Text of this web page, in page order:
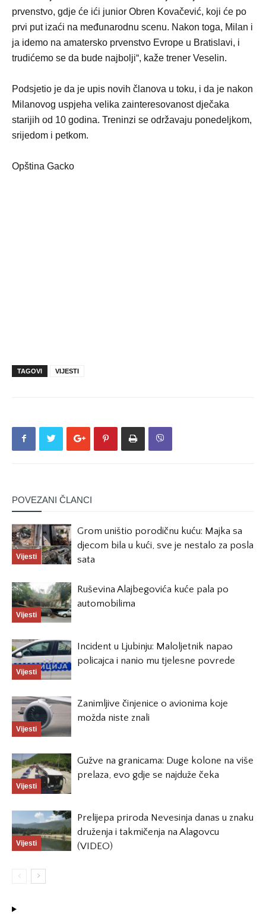
prvenstvo, gdje će ići junior Obren Kovačević, koji će po
prvi put izaći na međunarodnu scenu. Nakon toga, Milan i
ja idemo na amatersko prvenstvo Evrope u Bratislavi, i
trudićemo se da bude najbolji“, kaže trener Veselin.
Podsjetio je da je upis novih članova u toku, i da je nakon
Milanovog uspjeha velika zainteresovanost dječaka
starijih od 10 godina. Treninzi se održavaju ponedeljkom,
srijedom i petkom.
Opština Gacko
TAGOVI VIJESTI
POVEZANI ČLANCI
Vijesti
Grom uništio porodičnu kuću: Majka sa
djecom bila u kući, sve je nestalo za posla
sata
Vijesti
Ruševina Alajbegovića kuće pala po
automobilima
Vijesti
Incident u Ljubinju: Maloljetnik napao
policajca i nanio mu tjelesne povrede
Vijesti
Zanimljive činjenice o avionima koje
možda niste znali
Vijesti
Gužve na granicama: Duge kolone na više
prelaza, evo gdje se najduže čeka
Vijesti
Prelijepa priroda Nevesinja danas u znaku
druženja i takmičenja na Alagovcu
(VIDEO)